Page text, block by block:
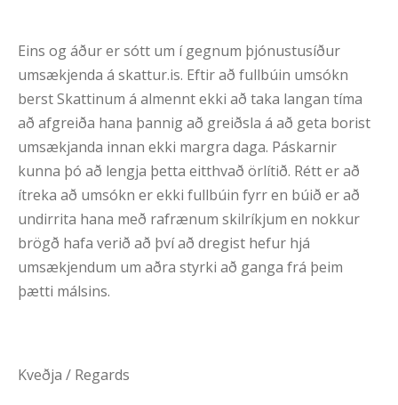
Eins og áður er sótt um í gegnum þjónustusíður
umsækjenda á skattur.is. Eftir að fullbúin umsókn
berst Skattinum á almennt ekki að taka langan tíma
að afgreiða hana þannig að greiðsla á að geta borist
umsækjanda innan ekki margra daga. Páskarnir
kunna þó að lengja þetta eitthvað örlítið. Rétt er að
ítreka að umsókn er ekki fullbúin fyrr en búið er að
undirrita hana með rafrænum skilríkjum en nokkur
brögð hafa verið að því að dregist hefur hjá
umsækjendum um aðra styrki að ganga frá þeim
þætti málsins.
Kveðja / Regards